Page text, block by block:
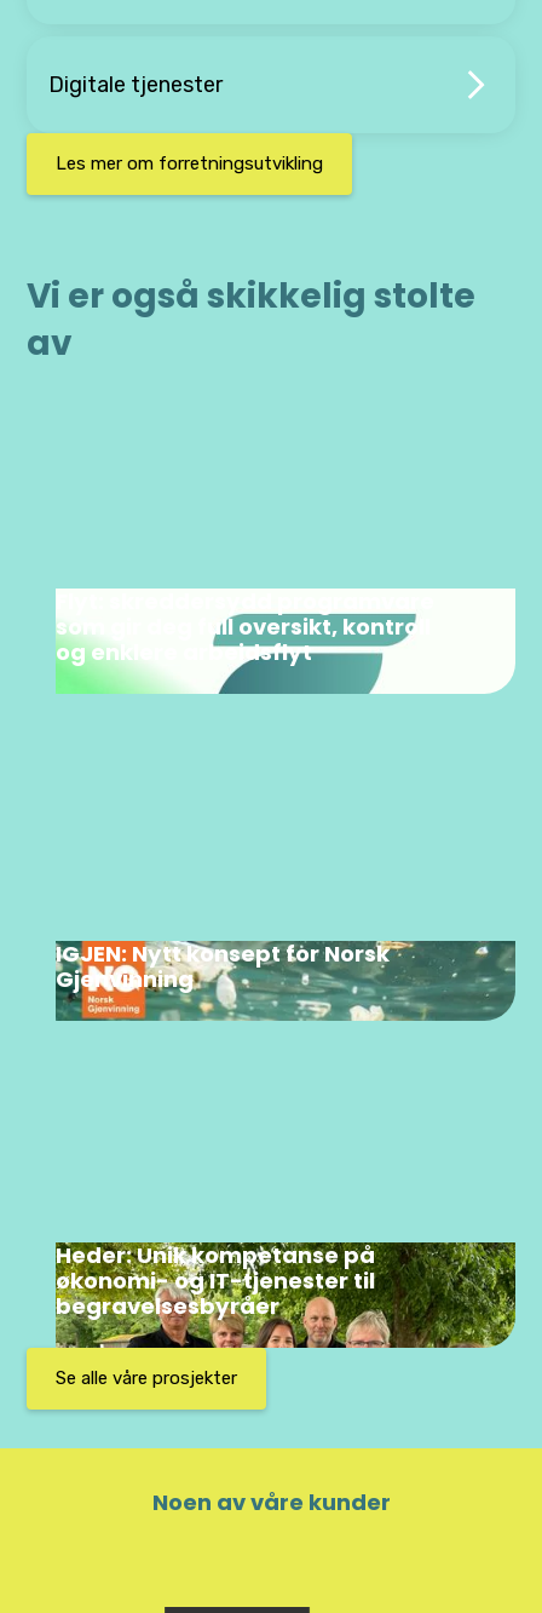
Digitale tjenester
Les mer om forretningsutvikling
Vi er også skikkelig stolte
av
som gir deg full oversikt, kontroll
og enklere arbeidsflyt
IGJEN: Nytt konsept for Norsk
Gjenvinning
Heder: Unik kompetanse på
økonomi- og IT-tjenester til
begravelsesbyråer
Se alle våre prosjekter
Noen av våre kunder